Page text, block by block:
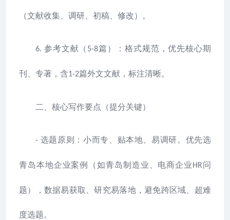
（文献收集、调研、初稿、修改）。
6. 参考文献（ 5-8篇）：格式规范，优先核心期
刊、专著，含1-2篇外文文献，标注清晰。
二、核心写作要点（提分关键）
- 选题原则：小而专、贴本地、易调研。优先选
青岛本地企业案例（如青岛制造业、电商企业 HR问
题），数据易获取、研究易落地，避免跨区域、超难
度选题。